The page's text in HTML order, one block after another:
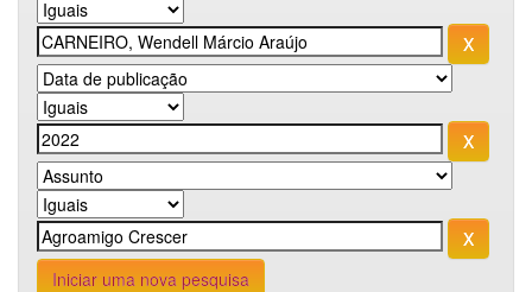
Iniciar uma nova pesquisa